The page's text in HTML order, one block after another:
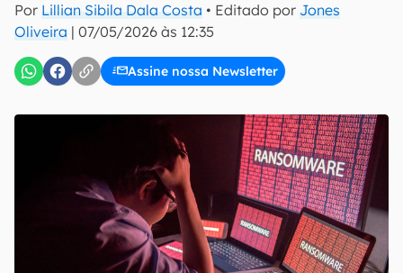
Por Lillian Sibila Dala Costa • Editado por Jones
Oliveira | 07/05/2026 às 12:35
Assine nossa Newsletter
inscreva-se
Confirmo que li, aceito e concordo com os Termos de
Uso e Política de Privacidade do Canaltech.